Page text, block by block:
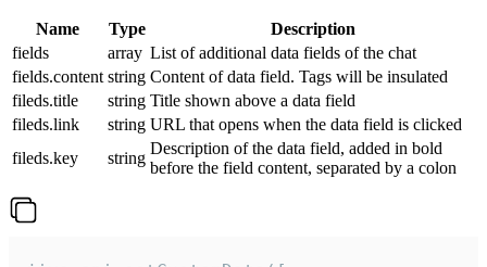
Name Type
Description
fields
array List of additional data fields of the chat
fields.content string Content of data field. Tags will be insulated
fileds.title
string Title shown above a data field
fileds.link
string URL that opens when the data field is clicked
fileds.key
string
Description of the data field, added in bold
before the field content, separated by a colon